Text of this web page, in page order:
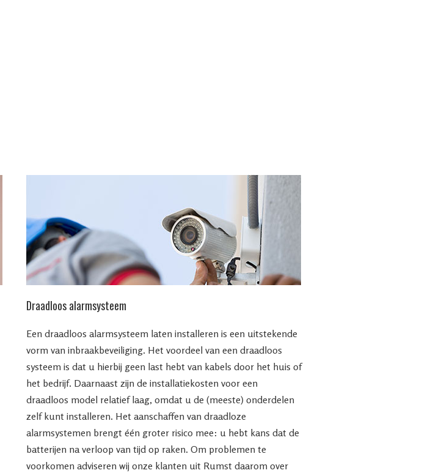
Draadloos alarmsysteem
Een draadloos alarmsysteem laten installeren is een uitstekende
vorm van inbraakbeveiliging. Het voordeel van een draadloos
systeem is dat u hierbij geen last hebt van kabels door het huis of
het bedrijf. Daarnaast zijn de installatiekosten voor een
draadloos model relatief laag, omdat u de (meeste) onderdelen
zelf kunt installeren. Het aanschaffen van draadloze
alarmsystemen brengt één groter risico mee: u hebt kans dat de
batterijen na verloop van tijd op raken. Om problemen te
voorkomen adviseren wij onze klanten uit Rumst daarom over